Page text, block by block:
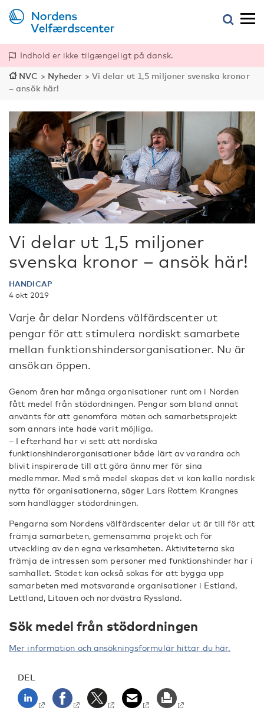
Indhold er ikke tilgængeligt på dansk.
NVC > Nyheder > Vi delar ut 1,5 miljoner svenska kronor
– ansök här!
Vi delar ut 1,5 miljoner
svenska kronor – ansök här!
HANDICAP
4 okt 2019
Varje år delar Nordens välfärdscenter ut
pengar för att stimulera nordiskt samarbete
mellan funktionshindersorganisationer. Nu är
ansökan öppen.
Genom åren har många organisationer runt om i Norden
fått medel från stödordningen. Pengar som bland annat
använts för att genomföra möten och samarbetsprojekt
som annars inte hade varit möjliga.
– I efterhand har vi sett att nordiska
funktionshinderorganisationer både lärt av varandra och
blivit inspirerade till att göra ännu mer för sina
medlemmar. Med små medel skapas det vi kan kalla nordisk
nytta för organisationerna, säger Lars Rottem Krangnes
som handlägger stödordningen.
Pengarna som Nordens välfärdscenter delar ut är till för att
främja samarbeten, gemensamma projekt och för
utveckling av den egna verksamheten. Aktiviteterna ska
främja de intressen som personer med funktionshinder har i
samhället. Stödet kan också sökas för att bygga upp
samarbeten med motsvarande organisationer i Estland,
Lettland, Litauen och nordvästra Ryssland.
Sök medel från stödordningen
Mer information och ansökningsformulär hittar du här.
DEL